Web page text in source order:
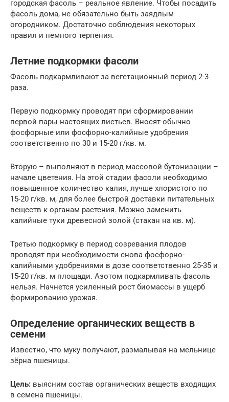
городская фасоль – реальное явление. Чтобы посадить
фасоль дома, не обязательно быть заядлым
огородником. Достаточно соблюдения некоторых
правил и немного терпения.
Летние подкормки фасоли
Фасоль подкармливают за вегетационный период 2-3
раза.
Первую подкормку проводят при сформировании
первой пары настоящих листьев. Вносят обычно
фосфорные или фосфорно-калийные удобрения
соответственно по 30 и 15-20 г/кв. м.
Вторую – выполняют в период массовой бутонизации –
начале цветения. На этой стадии фасоли необходимо
повышенное количество калия, лучше хлористого по
15-20 г/кв. м, для более быстрой доставки питательных
веществ к органам растения. Можно заменить
калийные туки древесной золой (стакан на кв. м).
Третью подкормку в период созревания плодов
проводят при необходимости снова фосфорно-
калийными удобрениями в дозе соответственно 25-35 и
15-20 г/кв. м площади. Азотом подкармливать фасоль
нельзя. Начнется усиленный рост биомассы в ущерб
формированию урожая.
Определение органических веществ в
семени
Известно, что муку получают, размалывая на мельнице
зёрна пшеницы.
Цель: выясним состав органических веществ входящих
в семена пшеницы.